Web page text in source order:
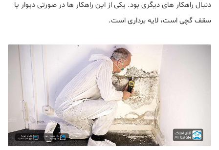
دنبال راهکار های دیگری بود. یکی از این راهکار ها در صورتی دیوار یا
سقف گچی است، لایه برداری است.